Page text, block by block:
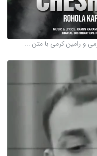
و رامین کرمی با متن ...